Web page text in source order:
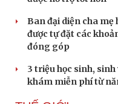
Ban đại diện cha mẹ
được tự đặt các
đóng góp
3 triệu học sinh, sinh
khám miễn phí từ